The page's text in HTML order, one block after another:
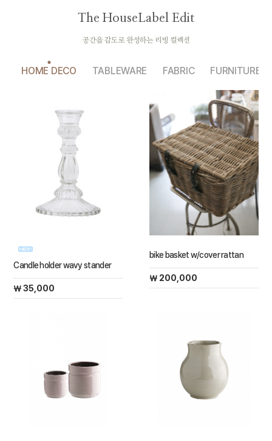
The HouseLabel Edit
공간을 감도로 완성하는 리빙 컬렉션
HOME DECO TABLEWARE FABRIC FURNITURE
Candle holder wavy stander
￦ 35,000
bike basket w/cover rattan
￦ 200,000